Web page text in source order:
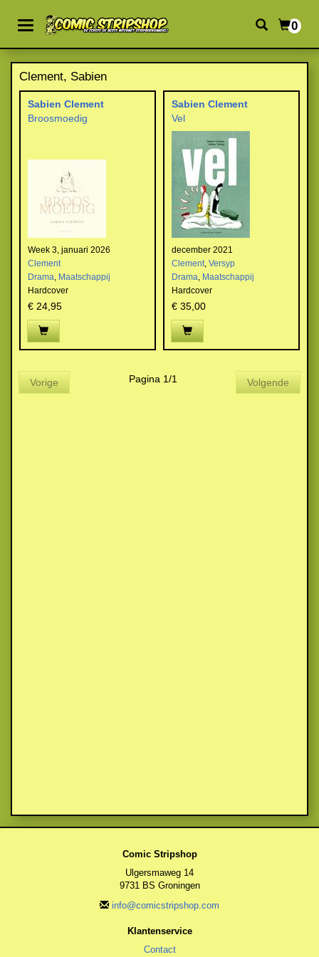
0
Clement, Sabien
Sabien Clement
Broosmoedig
Week 3, januari 2026
Clement
Drama, Maatschappij
Hardcover
€ 24,95
Sabien Clement
Vel
december 2021
Clement, Versyp
Drama, Maatschappij
Hardcover
€ 35,00
Vorige Pagina 1/1 Volgende
Comic Stripshop
Ulgersmaweg 14
9731 BS Groningen
info@comicstripshop.com
Klantenservice
Contact